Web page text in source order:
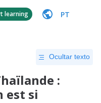
learning PT
Ocultar texto
:
est si